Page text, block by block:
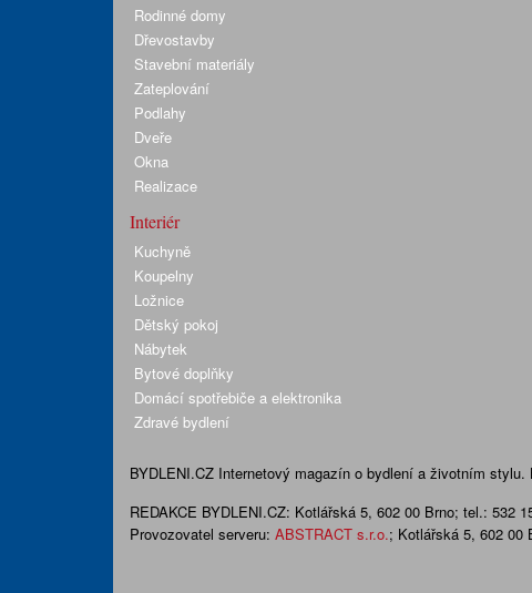
Rodinné domy
Dřevostavby
Stavební materiály
Zateplování
Podlahy
Dveře
Okna
Realizace
Interiér
Kuchyně
Koupelny
Ložnice
Dětský pokoj
Nábytek
Bytové doplňky
Domácí spotřebiče a elektronika
Zdravé bydlení
BYDLENI.CZ Internetový magazín o bydlení a životním
REDAKCE BYDLENI.CZ: Kotlářská 5, 602 00 Brno; tel.: 532
Provozovatel serveru: ABSTRACT s.r.o.; Kotlářská 5, 602 00